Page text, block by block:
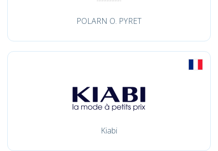
POLARN O. PYRET
Kiabi